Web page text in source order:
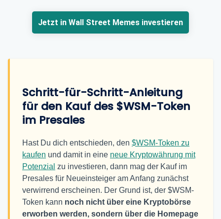
Jetzt in Wall Street Memes investieren
Schritt-für-Schritt-Anleitung
für den Kauf des $WSM-Token
im Presales
Hast Du dich entschieden, den $WSM-Token zu
kaufen und damit in eine neue Kryptowährung mit
Potenzial zu investieren, dann mag der Kauf im
Presales für Neueinsteiger am Anfang zunächst
verwirrend erscheinen. Der Grund ist, der $WSM-
Token kann noch nicht über eine Kryptobörse
erworben werden, sondern über die Homepage